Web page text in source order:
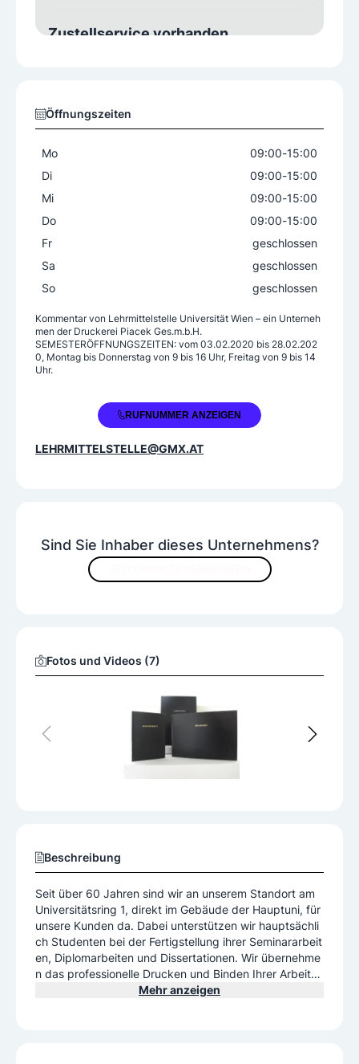
Zustellservice vorhanden
Sind Sie Inhaber dieses Unternehmens?
Fotos und Videos (7)
Beschreibung
Seit über 60 Jahren sind wir an unserem Standort am
Universitätsring 1, direkt im Gebäude der Hauptuni, für
unsere Kunden da. Dabei unterstützen wir hauptsächli
ch Studenten bei der Fertigstellung ihrer Seminararbeit
en, Diplomarbeiten und Dissertationen. Wir übernehme
n das professionelle Drucken und Binden Ihrer Arbeite
Mehr anzeigen
Öffnungszeiten
Mo 09:00-15:00
Di
09:00-15:00
Mi
09:00-15:00
Do
09:00-15:00
Fr
geschlossen
Sa
geschlossen
So
geschlossen
Kommentar von Lehrmittelstelle Universität Wien – ein Unterneh
men der Druckerei Piacek Ges.m.b.H.
SEMESTERÖFFNUNGSZEITEN: vom 03.02.2020 bis 28.02.202
0, Montag bis Donnerstag von 9 bis 16 Uhr, Freitag von 9 bis 14
Uhr.
+43 1 4062144RUFNUMMER ANZEIGEN
LEHRMITTELSTELLE@GMX.AT